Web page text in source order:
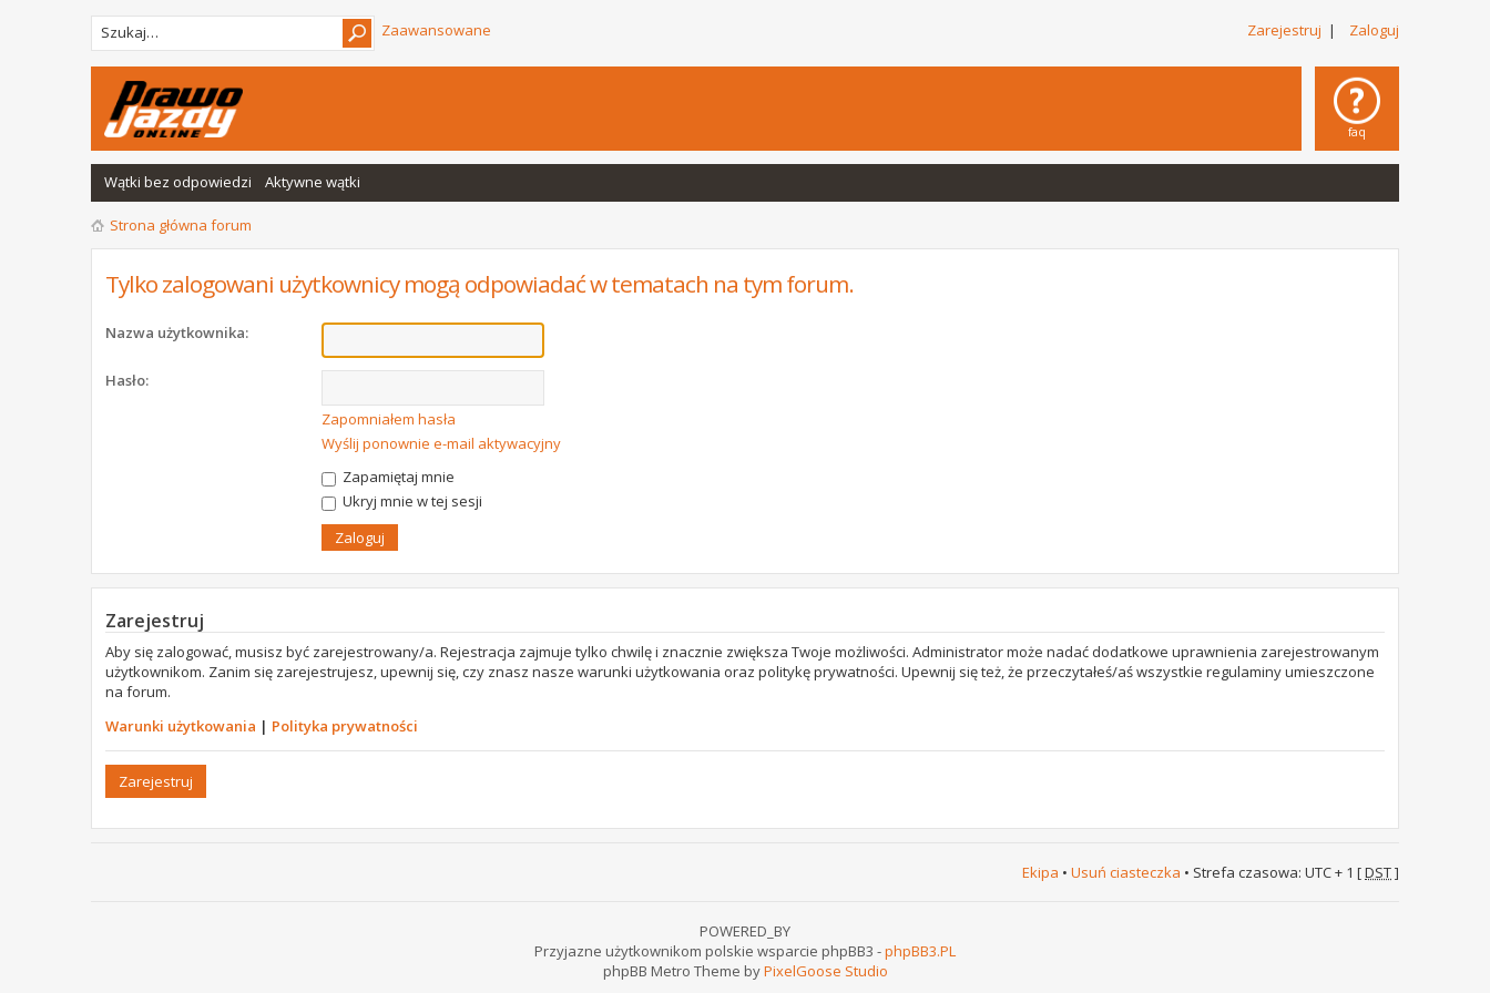
Zarejestruj | Zaloguj
Zaawansowane
faq
Wątki bez odpowiedzi Aktywne wątki
Strona główna forum
Tylko zalogowani użytkownicy mogą odpowiadać w tematach na tym forum.
Nazwa użytkownika:
Hasło:
Zapomniałem hasła
Wyślij ponownie e-mail aktywacyjny
Zapamiętaj mnie
Ukryj mnie w tej sesji
Zarejestruj
Aby się zalogować, musisz być zarejestrowany/a. Rejestracja zajmuje tylko chwilę i znacznie zwiększa Twoje możliwości. Administrator może nadać dodatkowe uprawnienia zarejestrowanym
użytkownikom. Zanim się zarejestrujesz, upewnij się, czy znasz nasze warunki użytkowania oraz politykę prywatności. Upewnij się też, że przeczytałeś/aś wszystkie regulaminy umieszczone
na forum.
Warunki użytkowania | Polityka prywatności
Zarejestruj
Ekipa • Usuń ciasteczka • Strefa czasowa: UTC + 1 [DST]
POWERED_BY
Przyjazne użytkownikom polskie wsparcie phpBB3 -phpBB3.PL
phpBB Metro Theme byPixelGoose Studio